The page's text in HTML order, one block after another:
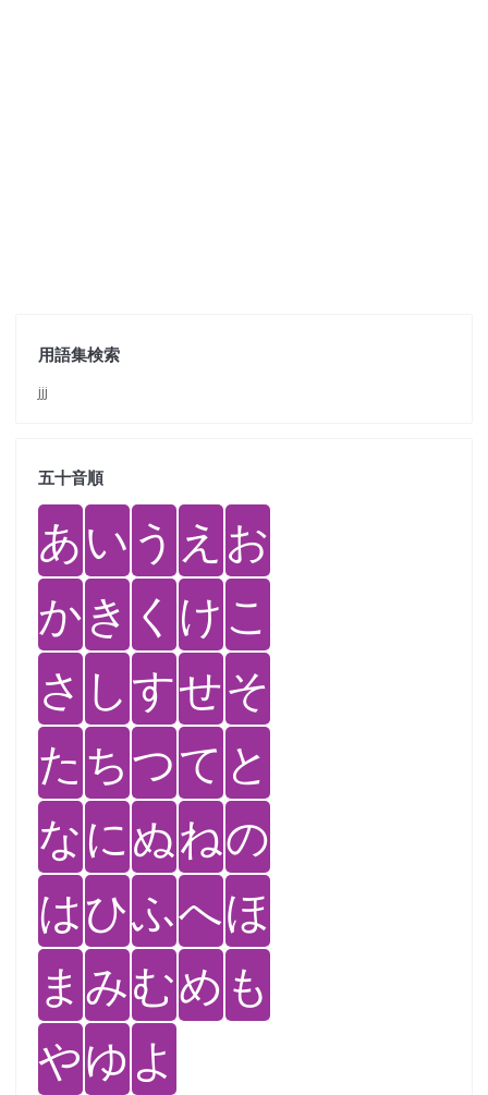
用語集検索
jjj
五十音順
あい う え お
かき く けこ
さ しすせそ
た ちつて と
なにぬねの
はひふへほ
ま みむめ も
やゆ よ